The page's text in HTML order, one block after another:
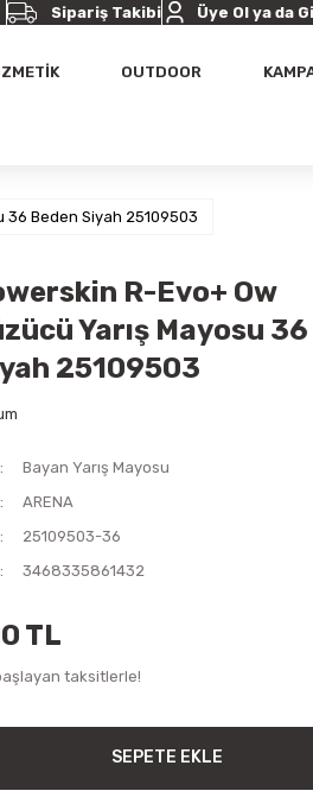
Sipariş Takibi Üye Ol ya da
OUTDOOR
36 Beden Siyah 25109503
R-Evo+ Ow
Yarış Mayosu 36
25109503
Bayan Yarış Mayosu
ARENA
25109503-36
3468335861432
TL
taksitlerle!
SEPETE EKLE